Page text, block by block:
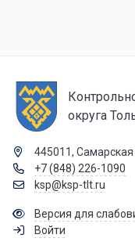
округа
445011, Самарская
+7 (848) 226-1090
ksp@ksp-tlt.ru
Версия для
Войти